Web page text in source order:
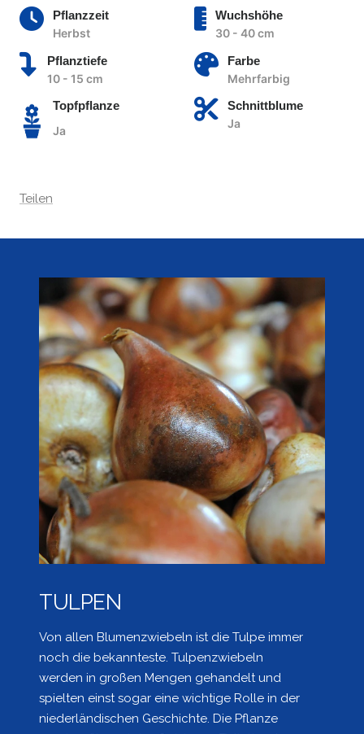
Pflanzzeit
Herbst
Wuchshöhe
30 - 40 cm
Pflanztiefe
10 - 15 cm
Farbe
Mehrfarbig
Topfpflanze
Ja
Schnittblume
Ja
Teilen
TULPEN
Von allen Blumenzwiebeln ist die Tulpe immer
noch die bekannteste. Tulpenzwiebeln
werden in großen Mengen gehandelt und
spielten einst sogar eine wichtige Rolle in der
niederländischen Geschichte. Die Pflanze